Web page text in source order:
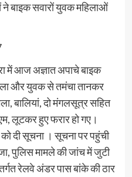
ने बाइक सवारों युवक महिलाओं
में आज अज्ञात अपाचे बाइक
और युवक से तमंचा तानकर
बालियां, दो मंगलसूत्र सहित
लूटकर हुए फरार हो गए।
दी सूचना । सूचना पर पहुंची
पुलिस मामले की जांच में जुटी
रेलवे अंडर पास बांके की ठार